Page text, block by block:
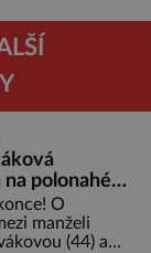
polonahé
O
manželi
(44) a